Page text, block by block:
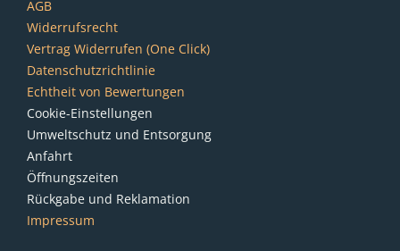
AGB
Widerrufsrecht
Vertrag Widerrufen (One Click)
Datenschutzrichtlinie
Echtheit von Bewertungen
Cookie-Einstellungen
Umweltschutz und Entsorgung
Anfahrt
Öffnungszeiten
Rückgabe und Reklamation
Impressum